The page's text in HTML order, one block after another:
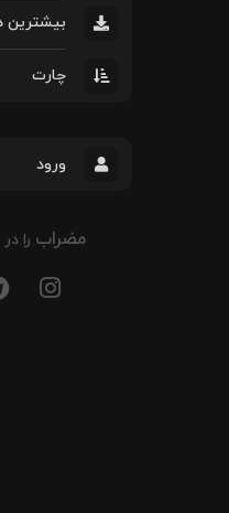
بیشترین
چارت
ورود
مضراب را